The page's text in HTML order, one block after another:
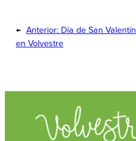
← Anterior: Día de San Valentín
en Volvestre